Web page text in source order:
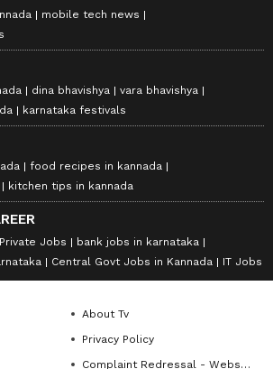
mobile tech news
dina bhavishya
vara bhavishya
karnataka festivals
food recipes in kannada
kitchen tips in kannada
Private Jobs
bank jobs in karnataka
Central Govt Jobs in Kannada IT Jobs
About Tv
Privacy Policy
Complaint Redressal - Website